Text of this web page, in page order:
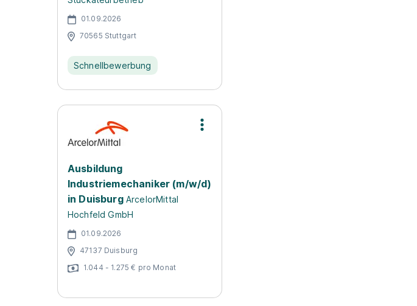
01.09.2026
70565 Stuttgart
Schnellbewerbung
Ausbildung
Industriemechaniker (m/w/d)
in Duisburg ArcelorMittal
Hochfeld GmbH
01.09.2026
47137 Duisburg
1.044 - 1.275 € pro Monat